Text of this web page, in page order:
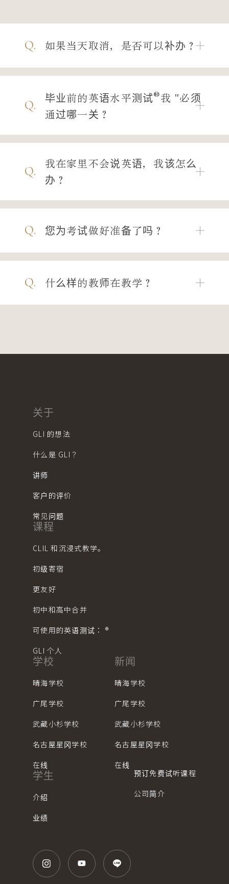
Q. 如果当天取消，是否可以补办？
Q.
毕业前的英语水平测试®我 "必须
通过哪一关？
Q.
我在家里不会说英语，我该怎么
办？
Q. 您为考试做好准备了吗？
Q. 什么样的教师在教学？
关于
GLI 的想法
什么是 GLI？
讲师
客户的评价
常见问题
课程
CLIL 和沉浸式教学。
初级寄宿
更友好
初中和高中合并
可使用的英语测试： ®︎
GLI 个人
学校
晴海学校
广尾学校
武藏小杉学校
名古屋星冈学校
在线
新闻
晴海学校
广尾学校
武藏小杉学校
名古屋星冈学校
在线
学生
介绍
业绩
预订免费试听课程
公司简介